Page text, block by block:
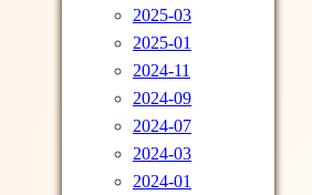
2025-03
2025-01
2024-11
2024-09
2024-07
2024-03
2024-01